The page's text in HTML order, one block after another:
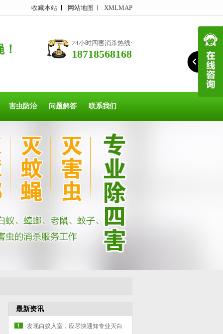
收藏本站 网站地图 XMLMAP
24小时四害消杀热线:
18718568168
害虫防治 问题解答 联系我们
最新资讯
发现白蚁入室，应尽快通知专业灭白